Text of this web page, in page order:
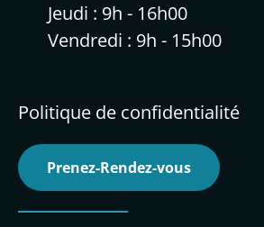
Jeudi : 9h - 16h00
Vendredi : 9h - 15h00
Politique de confidentialité
Prenez-Rendez-vous